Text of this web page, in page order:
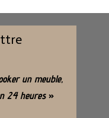
un meuble,
24 heures »